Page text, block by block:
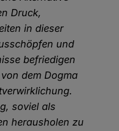
Druck,
in dieser
und
befriedigen
dem Dogma
soviel als
herausholen zu